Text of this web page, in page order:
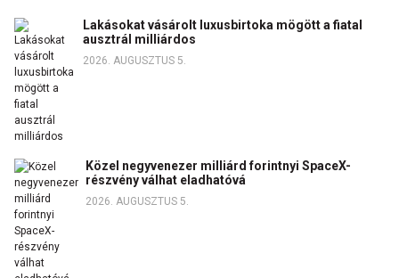
Lakásokat vásárolt luxusbirtoka mögött a fiatal
ausztrál milliárdos
2026. AUGUSZTUS 5.
Közel negyvenezer milliárd forintnyi SpaceX-
részvény válhat eladhatóvá
2026. AUGUSZTUS 5.